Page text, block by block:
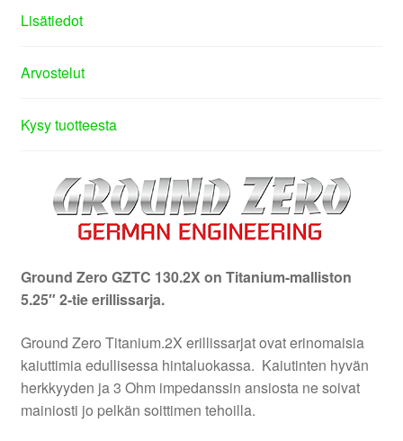
Lisätiedot
Arvostelut
Kysy tuotteesta
Ground Zero GZTC 130.2X on Titanium-malliston
5.25″ 2-tie erillissarja.
Ground Zero Titanium.2X erillissarjat ovat erinomaisia
kaiuttimia edullisessa hintaluokassa. Kaiutinten hyvän
herkkyyden ja 3 Ohm impedanssin ansiosta ne soivat
mainiosti jo pelkän soittimen tehoilla.